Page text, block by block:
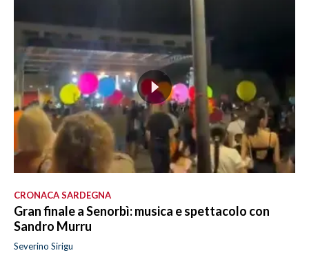
CRONACA SARDEGNA
Gran finale a Senorbì: musica e spettacolo con
Sandro Murru
Severino Sirigu